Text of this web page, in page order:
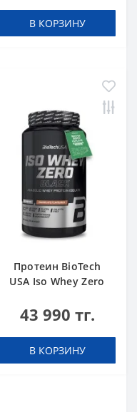
В КОРЗИНУ
Протеин BioTech
USA Iso Whey Zero
43 990 тг.
В КОРЗИНУ